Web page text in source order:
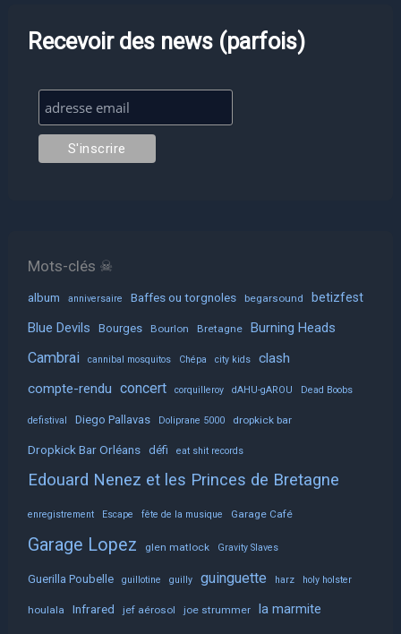
Recevoir des news (parfois)
Mots-clés ☠
album anniversaire Baffes ou torgnoles begarsound betizfest
Blue Devils Bourges Bourlon Bretagne Burning Heads
Cambrai cannibal mosquitos Chépa city kids
clash
compte-rendu concert corquilleroy dAHU-gAROU Dead Boobs
defistival Diego Pallavas Doliprane 5000 dropkick bar
Dropkick Bar Orléans défi eat shit records
Edouard Nenez et les Princes de Bretagne
enregistrement Escape fête de la musique Garage Café
Garage Lopez glen matlock Gravity Slaves
Guerilla Poubelle guillotine guilly guinguette harz holy holster
houlala Infrared jef aérosol joe strummer la marmite